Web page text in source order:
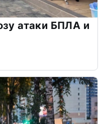
атаки БПЛА и